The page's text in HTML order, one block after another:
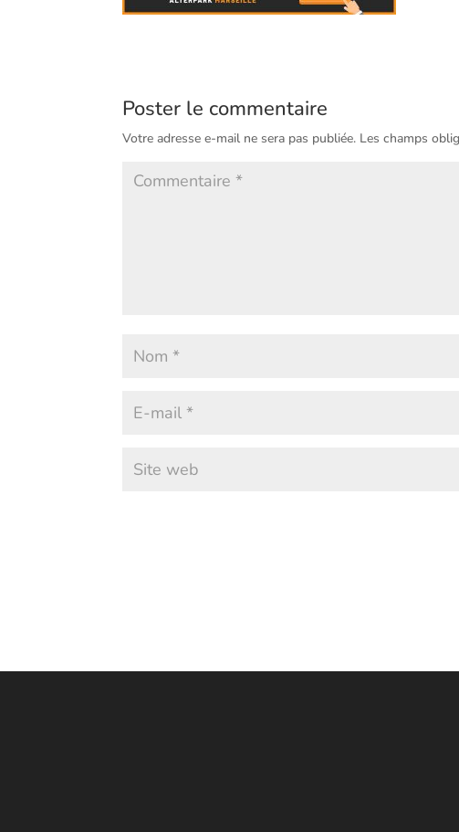
Poster le commentaire
Votre adresse e-mail ne sera pas publiée. Les champs